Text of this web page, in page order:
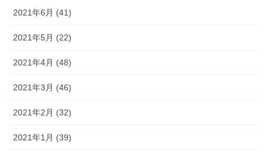
2021年6月 (41)
2021年5月 (22)
2021年4月 (48)
2021年3月 (46)
2021年2月 (32)
2021年1月 (39)